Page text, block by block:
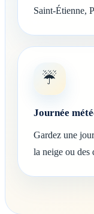
Saint-Étienne,
☔
Journée
Gardez une
la neige ou des